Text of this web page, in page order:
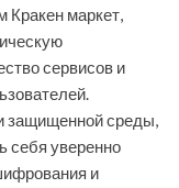
Кракен маркет,
сервисов и
защищенной среды,
себя уверенно
и